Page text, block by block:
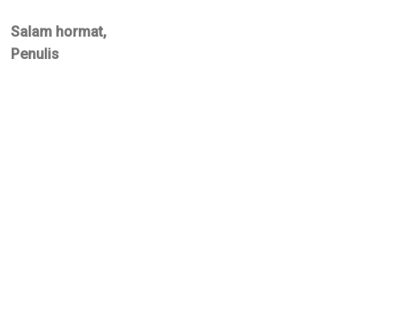
Salam hormat,
Penulis